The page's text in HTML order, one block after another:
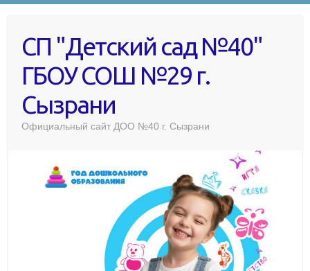
СП "Детский сад №40"
ГБОУ СОШ №29 г.
Сызрани
Официальный сайт ДОО №40 г. Сызрани